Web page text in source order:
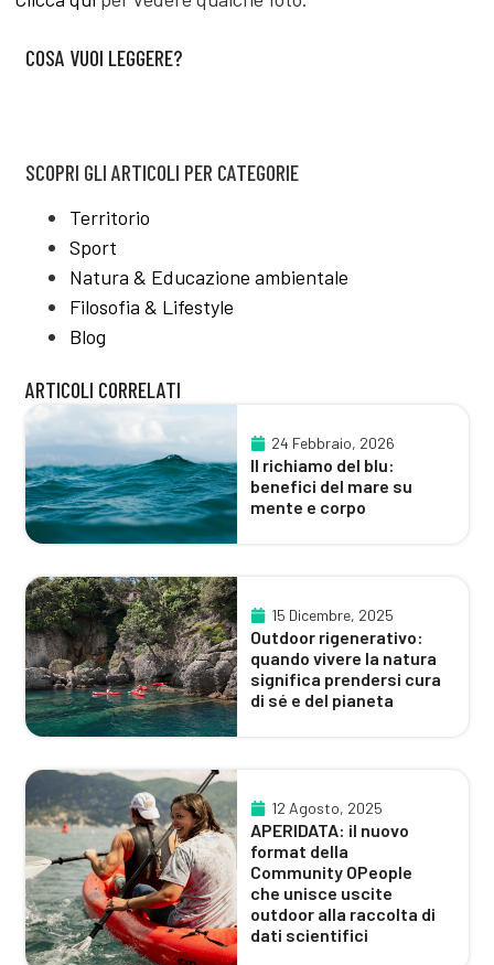
COSA VUOI LEGGERE?
SCOPRI GLI ARTICOLI PER CATEGORIE
Territorio
Sport
Natura & Educazione ambientale
Filosofia & Lifestyle
Blog
ARTICOLI CORRELATI
24 Febbraio, 2026
Il richiamo del blu:
benefici del mare su
mente e corpo
15 Dicembre, 2025
Outdoor rigenerativo:
quando vivere la natura
significa prendersi cura
di sé e del pianeta
12 Agosto, 2025
APERIDATA: il nuovo
format della
Community OPeople
che unisce uscite
outdoor alla raccolta di
dati scientifici